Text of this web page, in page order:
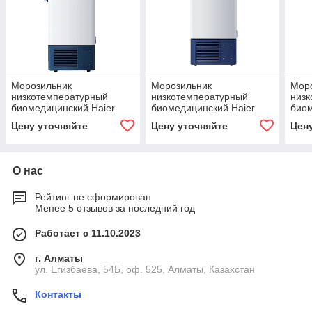
Морозильник
низкотемпературный
биомедицинский Haier
(−40 …−86 °C)
Цену уточняйте
Морозильник
низкотемпературный
биомедицинский Haier
(−40 …−86 °C)
Цену уточняйте
О нас
Рейтинг не сформирован
Менее 5 отзывов за последний год
Работает с 11.10.2023
г. Алматы
ул. Егизбаева, 54Б, оф. 525, Алматы, Казахстан
Контакты